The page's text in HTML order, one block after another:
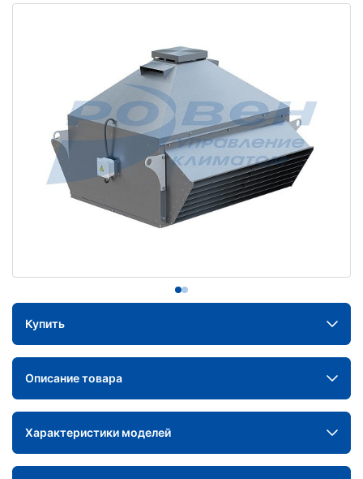
Купить
Описание товара
Характеристики моделей